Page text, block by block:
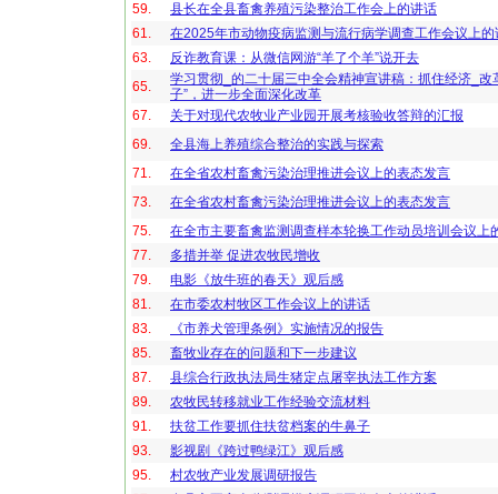
59.
县长在全县畜禽养殖污染整治工作会上的讲话
61.
在2025年市动物疫病监测与流行病学调查工作会议上的
63.
反诈教育课：从微信网游“羊了个羊”说开去
65.
学习贯彻_的二十届三中全会精神宣讲稿：抓住经济_改
子”，进一步全面深化改革
67.
关于对现代农牧业产业园开展考核验收答辩的汇报
69.
全县海上养殖综合整治的实践与探索
71.
在全省农村畜禽污染治理推进会议上的表态发言
73.
在全省农村畜禽污染治理推进会议上的表态发言
75.
在全市主要畜禽监测调查样本轮换工作动员培训会议上
77.
多措并举 促进农牧民增收
79.
电影《放牛班的春天》观后感
81.
在市委农村牧区工作会议上的讲话
83.
《市养犬管理条例》实施情况的报告
85.
畜牧业存在的问题和下一步建议
87.
县综合行政执法局生猪定点屠宰执法工作方案
89.
农牧民转移就业工作经验交流材料
91.
扶贫工作要抓住扶贫档案的牛鼻子
93.
影视剧《跨过鸭绿江》观后感
95.
村农牧产业发展调研报告